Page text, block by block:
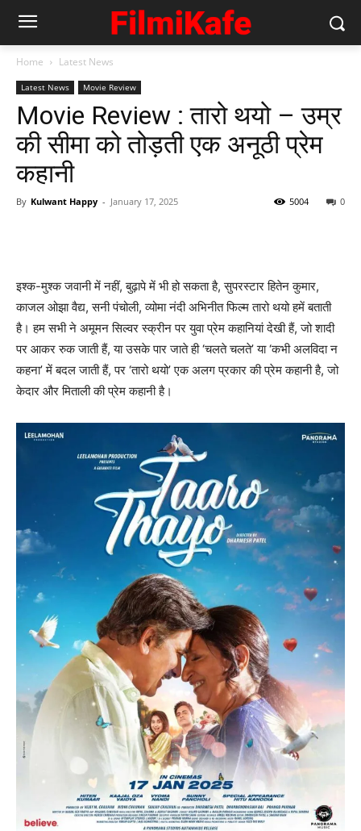
Home Latest News
Latest News Movie Review
Movie Review : तारो थयो – उम्र
की सीमा को तोड़ती एक अनूठी प्रेम
कहानी
By Kulwant Happy - January 17, 2025 0
5004
इश्क-मुश्क जवानी में नहीं, बुढ़ापे में भी हो सकता है, सुपरस्टार हितेन कुमार,
काजल ओझा वैद्य, सनी पंचोली, व्योमा नंदी अभिनीत फिल्म तारो थयो हमें बताती
है। हम सभी ने अमूमन सिल्वर स्क्रीन पर युवा प्रेम कहानियां देखी हैं, जो शादी
पर आकर रुक जाती हैं, या उसके पार जाते ही ‘चलते चलते’ या ‘कभी अलविदा न
कहना’ में बदल जाती हैं, पर ‘तारो थयो’ एक अलग प्रकार की प्रेम कहानी है, जो
केदार और मिताली की प्रेम कहानी है।